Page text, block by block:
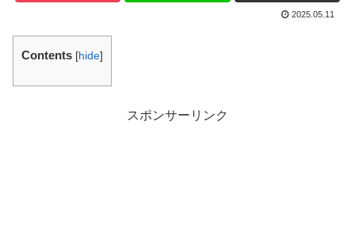
2025.05.11
Contents [hide]
スポンサーリンク